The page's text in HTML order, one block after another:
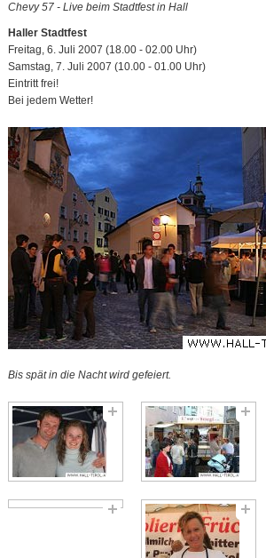
Chevy 57 - Live beim Stadtfest in Hall
Haller Stadtfest
Freitag, 6. Juli 2007 (18.00 - 02.00 Uhr)
Samstag, 7. Juli 2007 (10.00 - 01.00 Uhr)
Eintritt frei!
Bei jedem Wetter!
Bis spät in die Nacht wird gefeiert.